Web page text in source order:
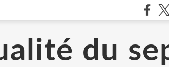
du